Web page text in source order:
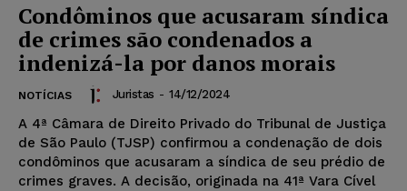
Condôminos que acusaram síndica
de crimes são condenados a
indenizá-la por danos morais
NOTÍCIAS Juristas - 14/12/2024
A 4ª Câmara de Direito Privado do Tribunal de Justiça
de São Paulo (TJSP) confirmou a condenação de dois
condôminos que acusaram a síndica de seu prédio de
crimes graves. A decisão, originada na 41ª Vara Cível